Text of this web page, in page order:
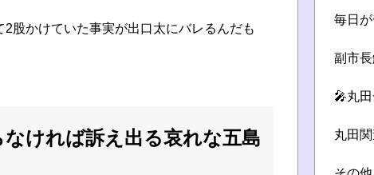
股かけていた事実が出口太にバレるんだも
ければ訴え出る哀れな五島
毎日
副市
🎤丸
丸田